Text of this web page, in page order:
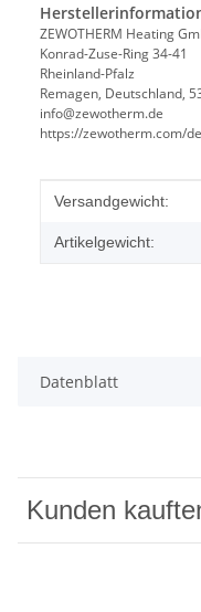
ZEWOTHERM Heating
Konrad-Zuse-Ring 34-41
Rheinland-Pfalz
Remagen, Deutschland,
info@zewotherm.de
https://zewotherm.com/
Produkteigenschaft
Wert
Versandgewicht:
Artikelgewicht:
Datenblatt
Kunden